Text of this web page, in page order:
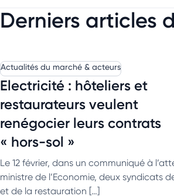
Derniers articles
Actualités du marché & acteurs
Electricité : hôteliers et
restaurateurs veulent
renégocier leurs contrats
« hors-sol »
Le 12 février, dans un communiqué à
ministre de l’Economie, deux syndicats
et de la restauration […]